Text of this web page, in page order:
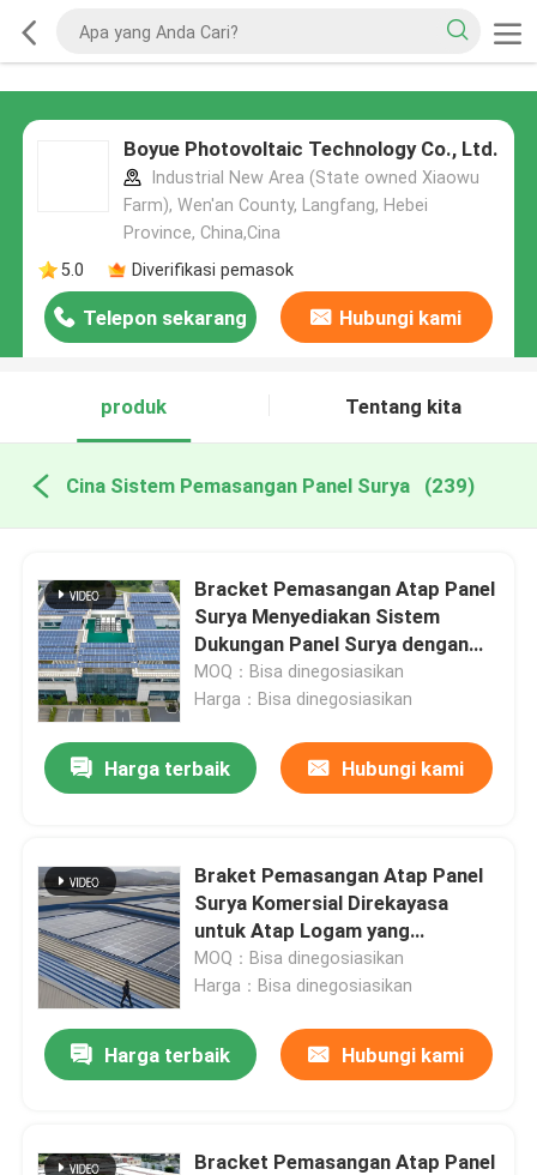
Boyue Photovoltaic Technology Co., Ltd.
Industrial New Area (State owned Xiaowu
Farm), Wen'an County, Langfang, Hebei
Province, China,Cina
5.0
Diverifikasi pemasok
Telepon sekarang Hubungi kami
produk Tentang kita
Cina Sistem Pemasangan Panel Surya (239)
Bracket Pemasangan Atap Panel
Surya Menyediakan Sistem
Dukungan Panel Surya dengan
Penetrasi Atap Minimal dan
Proses Instalasi Cepat
MOQ：Bisa dinegosiasikan
Harga：Bisa dinegosiasikan
Harga terbaik Hubungi kami
Braket Pemasangan Atap Panel
Surya Komersial Direkayasa
untuk Atap Logam yang
Menawarkan Pemasangan Aman
dan Umur Panjang
MOQ：Bisa dinegosiasikan
Harga：Bisa dinegosiasikan
Harga terbaik Hubungi kami
Bracket Pemasangan Atap Panel